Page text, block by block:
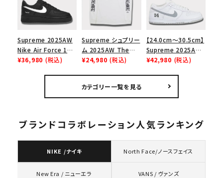
Supreme 2025AW
Nike Air Force 1
Low シュプリーム ナ
¥36,980 (税込)
Supreme シュプリー
ム 2025AW The
Exorcist Mother
ーブTシャツ ホワイ
ト
¥24,980 (税込)
【24.0cm～30.5cm】
Supreme 2025AW
Nike SB Dunk Low
¥42,980 (税込)
カテゴリー一覧を見る
ブランドコラボレーション人気ランキング
NIKE /ナイキ North Face/ノースフェイス
New Era / ニューエラ VANS / ヴァンズ